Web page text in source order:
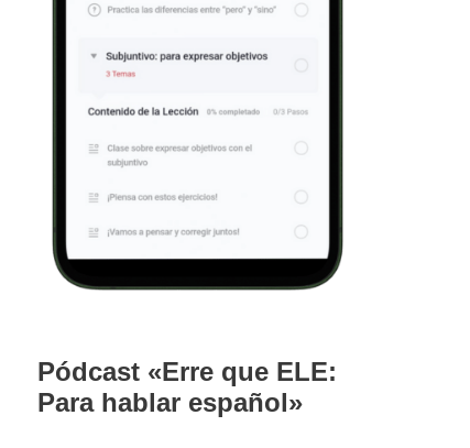
Pódcast «Erre que ELE:
Para hablar español»